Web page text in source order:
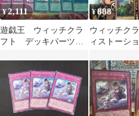
¥2,111
遊戯王 ウィッチクラ
フト デッキパーツ
¥888
ウィッチク
ィストーシ
レアセット